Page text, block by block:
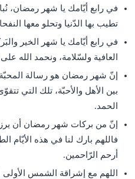
في رابع أيّامك يا شهر رمضان،
تطيب بها الدّنيا وتحلو معها
في رابع أيّامك يا شهر الخير
العافية ولسّلامة، ونحمد الله
إنّ شهر رمضان هو رسالة المحبّة
بين الأهل والأحبّة، تلك التي
الحمد.
إنّ من بركات شهر رمضان أن
فاللهم بارك لنا في هذه الأيّام
أرحم الرّاحمين.
اللهم مع إشراقة الشمس